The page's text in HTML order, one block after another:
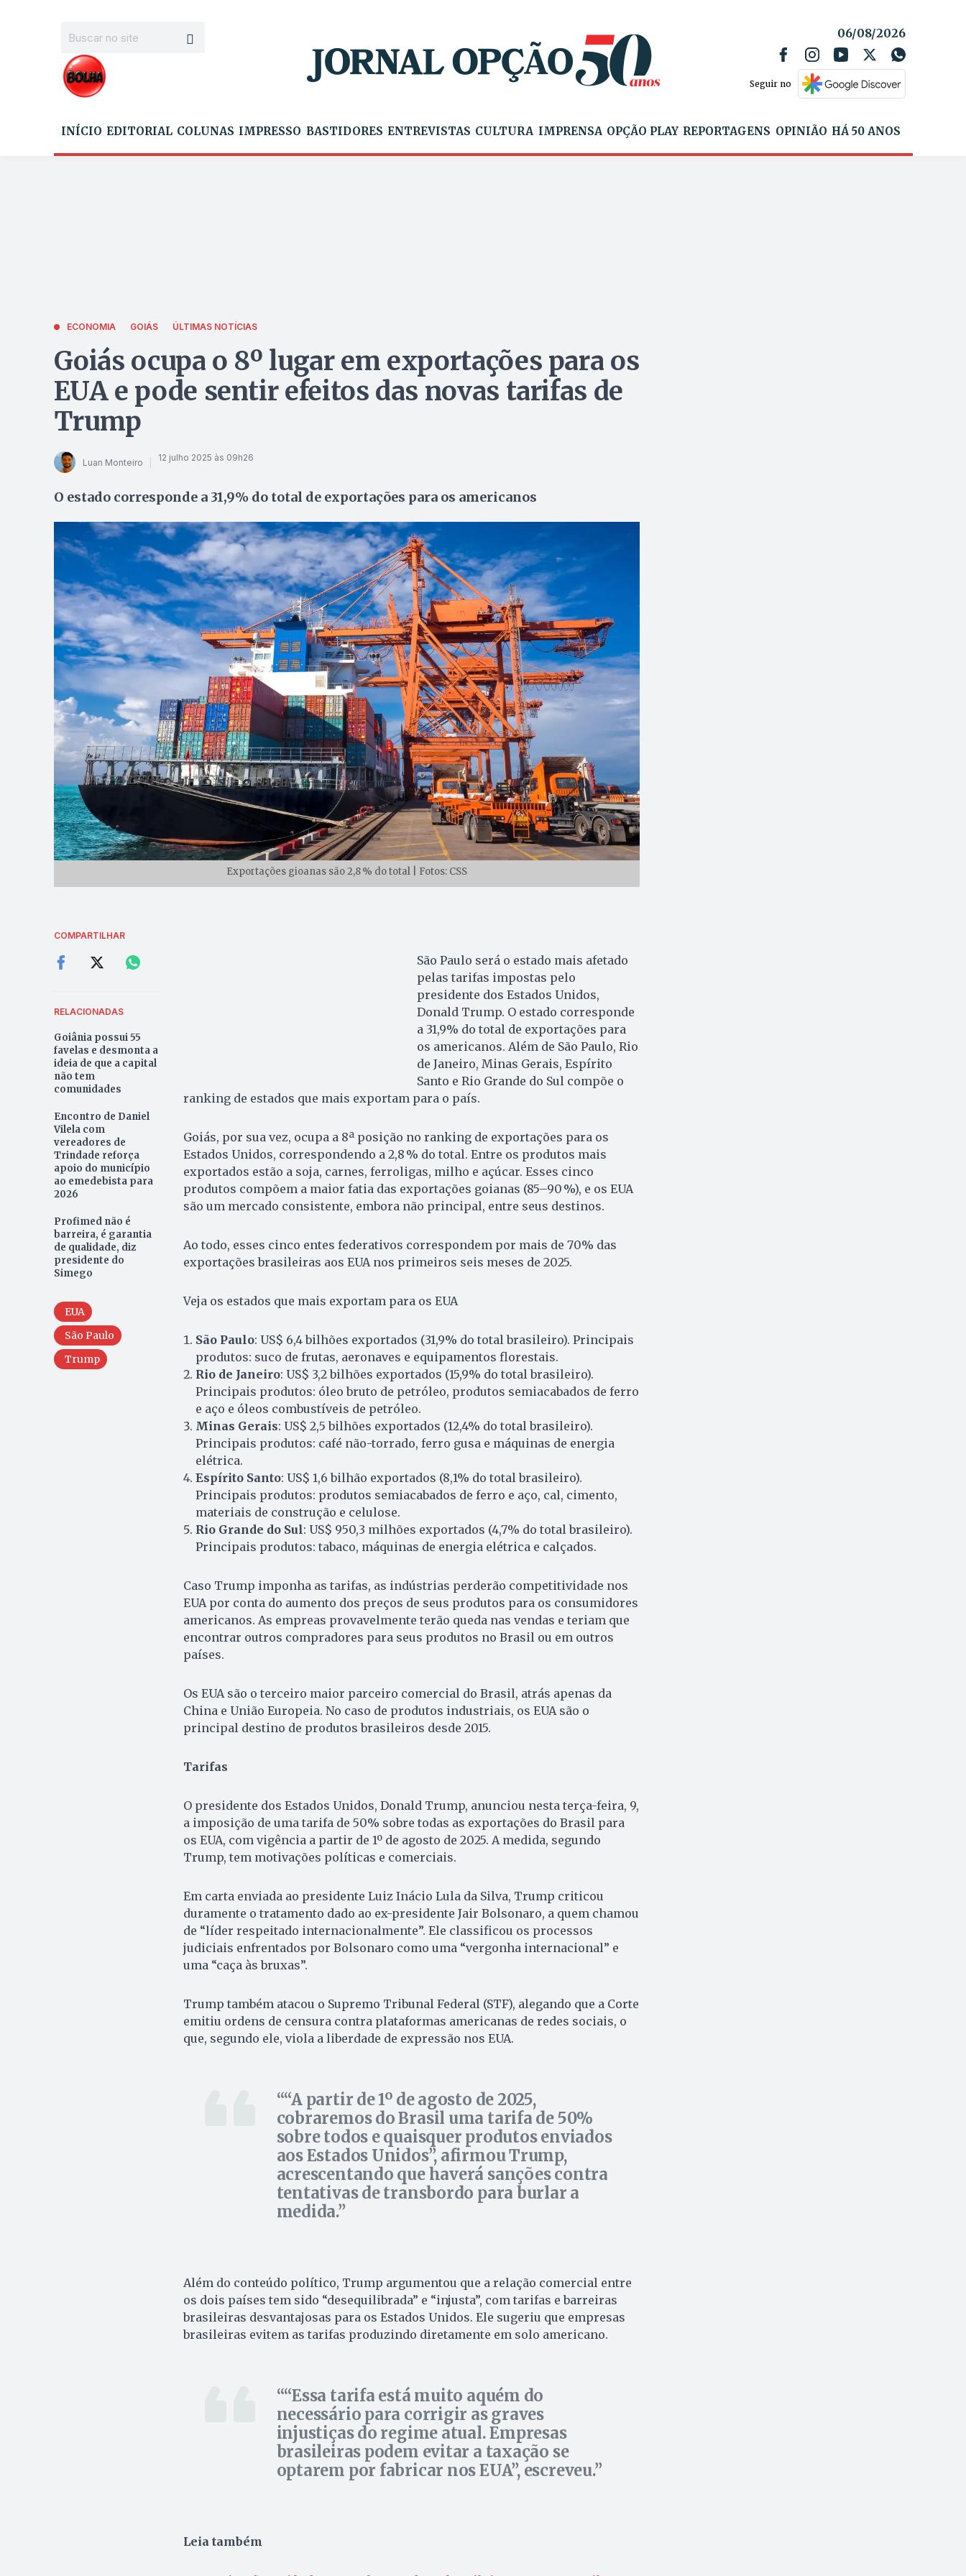
06/08/2026
Seguir no
INÍCIO EDITORIAL COLUNAS IMPRESSO BASTIDORES ENTREVISTAS CULTURA IMPRENSA OPÇÃO PLAY REPORTAGENS OPINIÃO HÁ 50 ANOS
ECONOMIA GOIÁS ÚLTIMAS NOTÍCIAS
Goiás ocupa o 8º lugar em exportações para os
EUA e pode sentir efeitos das novas tarifas de
Trump
Luan Monteiro 12 julho 2025 às 09h26
O estado corresponde a 31,9% do total de exportações para os americanos
Exportações gioanas são 2,8 % do total | Fotos: CSS
COMPARTILHAR
RELACIONADAS
Goiânia possui 55
favelas e desmonta a
ideia de que a capital
não tem
comunidades
Encontro de Daniel
Vilela com
vereadores de
Trindade reforça
apoio do município
ao emedebista para
2026
Profimed não é
barreira, é garantia
de qualidade, diz
presidente do
Simego
EUA
São Paulo
Trump
São Paulo será o estado mais afetado
pelas tarifas impostas pelo
presidente dos Estados Unidos,
Donald Trump. O estado corresponde
a 31,9% do total de exportações para
os americanos. Além de São Paulo, Rio
de Janeiro, Minas Gerais, Espírito
Santo e Rio Grande do Sul compõe o
ranking de estados que mais exportam para o país.
Goiás, por sua vez, ocupa a 8ª posição no ranking de exportações para os
Estados Unidos, correspondendo a 2,8 % do total. Entre os produtos mais
exportados estão a soja, carnes, ferroligas, milho e açúcar. Esses cinco
produtos compõem a maior fatia das exportações goianas (85–90 %), e os EUA
são um mercado consistente, embora não principal, entre seus destinos.
Ao todo, esses cinco entes federativos correspondem por mais de 70% das
exportações brasileiras aos EUA nos primeiros seis meses de 2025.
Veja os estados que mais exportam para os EUA
São Paulo: US$ 6,4 bilhões exportados (31,9% do total brasileiro). Principais
produtos: suco de frutas, aeronaves e equipamentos florestais.
Rio de Janeiro: US$ 3,2 bilhões exportados (15,9% do total brasileiro).
Principais produtos: óleo bruto de petróleo, produtos semiacabados de ferro
e aço e óleos combustíveis de petróleo.
Minas Gerais: US$ 2,5 bilhões exportados (12,4% do total brasileiro).
Principais produtos: café não-torrado, ferro gusa e máquinas de energia
elétrica.
Espírito Santo: US$ 1,6 bilhão exportados (8,1% do total brasileiro).
Principais produtos: produtos semiacabados de ferro e aço, cal, cimento,
materiais de construção e celulose.
Rio Grande do Sul: US$ 950,3 milhões exportados (4,7% do total brasileiro).
Principais produtos: tabaco, máquinas de energia elétrica e calçados.
Caso Trump imponha as tarifas, as indústrias perderão competitividade nos
EUA por conta do aumento dos preços de seus produtos para os consumidores
americanos. As empreas provavelmente terão queda nas vendas e teriam que
encontrar outros compradores para seus produtos no Brasil ou em outros
países.
Os EUA são o terceiro maior parceiro comercial do Brasil, atrás apenas da
China e União Europeia. No caso de produtos industriais, os EUA são o
principal destino de produtos brasileiros desde 2015.
Tarifas
O presidente dos Estados Unidos, Donald Trump, anunciou nesta terça-feira, 9,
a imposição de uma tarifa de 50% sobre todas as exportações do Brasil para
os EUA, com vigência a partir de 1º de agosto de 2025. A medida, segundo
Trump, tem motivações políticas e comerciais.
Em carta enviada ao presidente Luiz Inácio Lula da Silva, Trump criticou
duramente o tratamento dado ao ex-presidente Jair Bolsonaro, a quem chamou
de “líder respeitado internacionalmente”. Ele classificou os processos
judiciais enfrentados por Bolsonaro como uma “vergonha internacional” e
uma “caça às bruxas”.
Trump também atacou o Supremo Tribunal Federal (STF), alegando que a Corte
emitiu ordens de censura contra plataformas americanas de redes sociais, o
que, segundo ele, viola a liberdade de expressão nos EUA.
“A partir de 1º de agosto de 2025,
cobraremos do Brasil uma tarifa de 50%
sobre todos e quaisquer produtos enviados
aos Estados Unidos”, afirmou Trump,
acrescentando que haverá sanções contra
tentativas de transbordo para burlar a
medida.
Além do conteúdo político, Trump argumentou que a relação comercial entre
os dois países tem sido “desequilibrada” e “injusta”, com tarifas e barreiras
brasileiras desvantajosas para os Estados Unidos. Ele sugeriu que empresas
brasileiras evitem as tarifas produzindo diretamente em solo americano.
“Essa tarifa está muito aquém do
necessário para corrigir as graves
injustiças do regime atual. Empresas
brasileiras podem evitar a taxação se
optarem por fabricar nos EUA”, escreveu.
Leia também